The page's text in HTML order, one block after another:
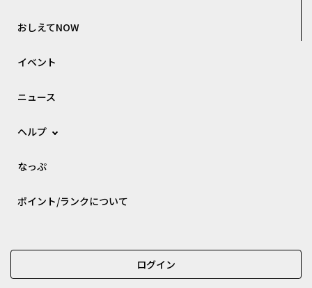
おしえてNOW
イベント
ニュース
ヘルプ
なっぷ
ポイント/ランクについて
ログイン